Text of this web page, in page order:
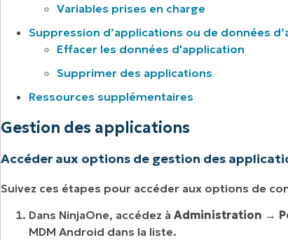
Variables prises en charge
Suppression d’applications ou de données
Effacer les données d'application
Supprimer des applications
Ressources supplémentaires
Gestion des applications
Accéder aux options de gestion des
Suivez ces étapes pour accéder aux options de
Dans NinjaOne, accédez à Administration →
MDM Android dans la liste.